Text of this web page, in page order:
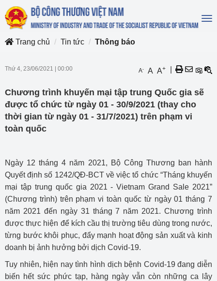
Trang chủ
Tin tức Thông báo
Thứ 4, 23/06/2021 00:00 A- A A+
Chương trình khuyến mại tập trung Quốc gia sẽ
được tổ chức từ ngày 01 - 30/9/2021 (thay cho
thời gian từ ngày 01 - 31/7/2021) trên phạm vi
toàn quốc
Ngày 12 tháng 4 năm 2021, Bộ Công Thương ban hành
Quyết định số 1242/QĐ-BCT về việc tổ chức “Tháng khuyến
mại tập trung quốc gia 2021 - Vietnam Grand Sale 2021”
(Chương trình) trên phạm vi toàn quốc từ ngày 01 tháng 7
năm 2021 đến ngày 31 tháng 7 năm 2021. Chương trình
được thực hiện để kích cầu thị trường tiêu dùng trong nước,
từng bước khôi phục, đẩy mạnh hoạt động sản xuất và kinh
doanh bị ảnh hưởng bởi dịch Covid-19.
Tuy nhiên, hiện nay tình hình dịch bệnh Covid-19 đang diễn
biến hết sức phức tạp, hàng ngày vẫn còn những ca lây